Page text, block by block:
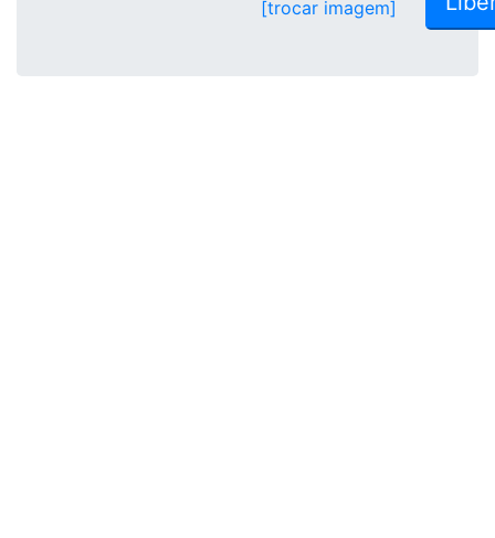
[trocar imagem]